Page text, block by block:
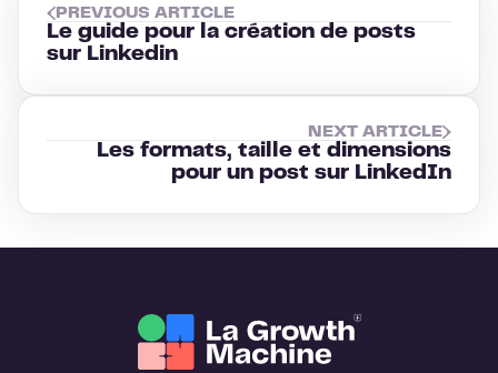
PREVIOUS ARTICLE
Le guide pour la création de posts
sur Linkedin
NEXT ARTICLE
Les formats, taille et dimensions
pour un post sur LinkedIn